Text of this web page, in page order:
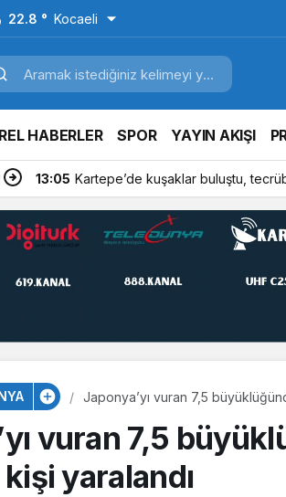
22.8 ° Kocaeli
HABERLER SPOR YAYIN AKIŞI
13:05 Kartepe’de kuşaklar buluştu,
Japonya’yı vuran 7,5
vuran 7,5
yaralandı